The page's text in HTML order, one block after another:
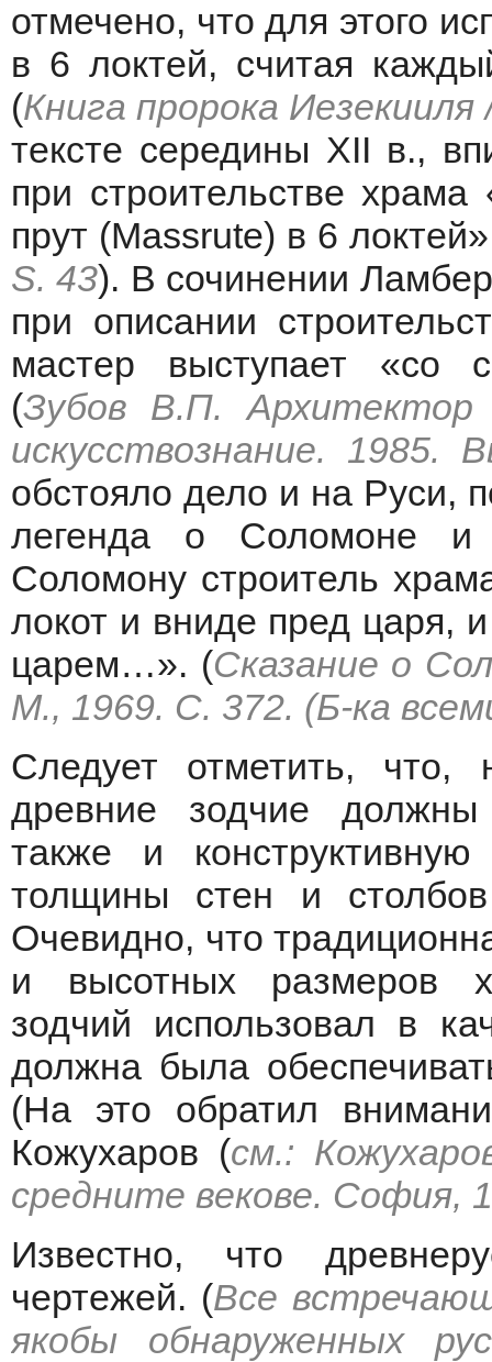
отмечено, что для этого
в 6 локтей, считая
(Книга пророка
тексте середины XII в.,
при строительстве
прут (Massrute) в 6
S. 43). В сочинении
при описании
мастер выступает «со
(Зубов В.П. Архитектор
искусствознание. 1985.
обстояло дело и на Руси,
легенда о Соломоне и
Соломону строитель
локот и вниде пред царя,
царем…». (Сказание о
М., 1969. С. 372. (Б-ка
Следует отметить, что,
древние зодчие
также и
толщины стен и
Очевидно, что
и высотных размеров
зодчий использовал в
должна была
(На это обратил
Кожухаров (см.:
средните векове. София,
Известно, что
чертежей. (Все
якобы обнаруженных